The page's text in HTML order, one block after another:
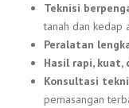
Teknisi
tanah dan kedap
Peralatan
Hasil rapi, kuat,
Konsultasi
pemasangan